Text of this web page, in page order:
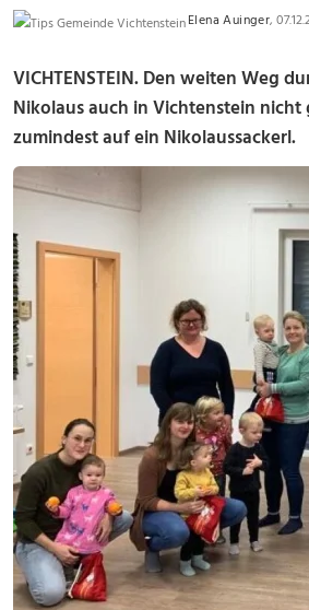
Elena Auinger,
VICHTENSTEIN. Den weiten Weg
Nikolaus auch in Vichtenstein
zumindest auf ein Nikolaussackerl.